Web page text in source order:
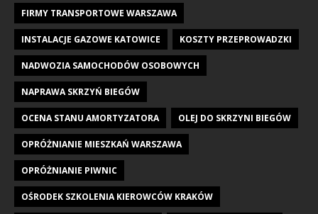
FIRMY TRANSPORTOWE WARSZAWA
INSTALACJE GAZOWE KATOWICE KOSZTY PRZEPROWADZKI
NADWOZIA SAMOCHODÓW OSOBOWYCH
NAPRAWA SKRZYŃ BIEGÓW
OCENA STANU AMORTYZATORA OLEJ DO SKRZYNI BIEGÓW
OPRÓŻNIANIE MIESZKAŃ WARSZAWA
OPRÓŻNIANIE PIWNIC
OŚRODEK SZKOLENIA KIEROWCÓW KRAKÓW